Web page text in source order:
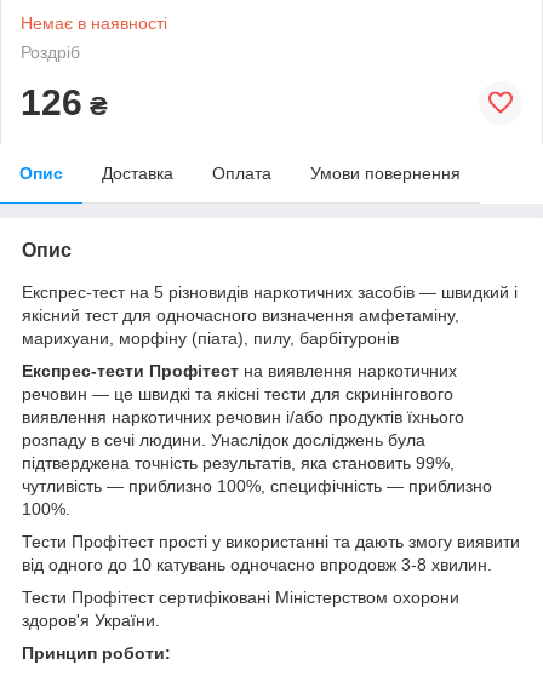
Немає в наявності
Роздріб
126 ₴
Опис Доставка Оплата Умови повернення
Опис
Експрес-тест на 5 різновидів наркотичних засобів — швидкий і
якісний тест для одночасного визначення амфетаміну,
марихуани, морфіну (піата), пилу, барбітуронів
Експрес-тести Профітест на виявлення наркотичних
речовин — це швидкі та якісні тести для скринінгового
виявлення наркотичних речовин і/або продуктів їхнього
розпаду в сечі людини. Унаслідок досліджень була
підтверджена точність результатів, яка становить 99%,
чутливість — приблизно 100%, специфічність — приблизно
100%.
Тести Профітест прості у використанні та дають змогу виявити
від одного до 10 катувань одночасно впродовж 3-8 хвилин.
Тести Профітест сертифіковані Міністерством охорони
здоров'я України.
Принцип роботи: